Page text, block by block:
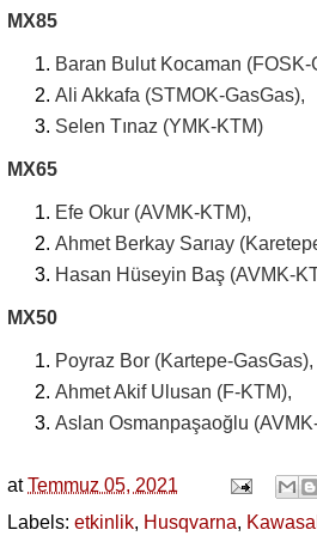
MX85
Baran Bulut Kocaman (FOSK-
Ali Akkafa (STMOK-GasGas),
Selen Tınaz (YMK-KTM)
MX65
Efe Okur (AVMK-KTM),
Ahmet Berkay Sarıay
Hasan Hüseyin Baş (AVMK-
MX50
Poyraz Bor (Kartepe-GasGas),
Ahmet Akif Ulusan (F-KTM),
Aslan Osmanpaşaoğlu
atTemmuz 05, 2021
Labels: etkinlik, Husqvarna,